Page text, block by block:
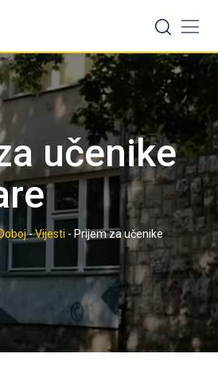
učenike
-Vijesti - Prijem za učenike